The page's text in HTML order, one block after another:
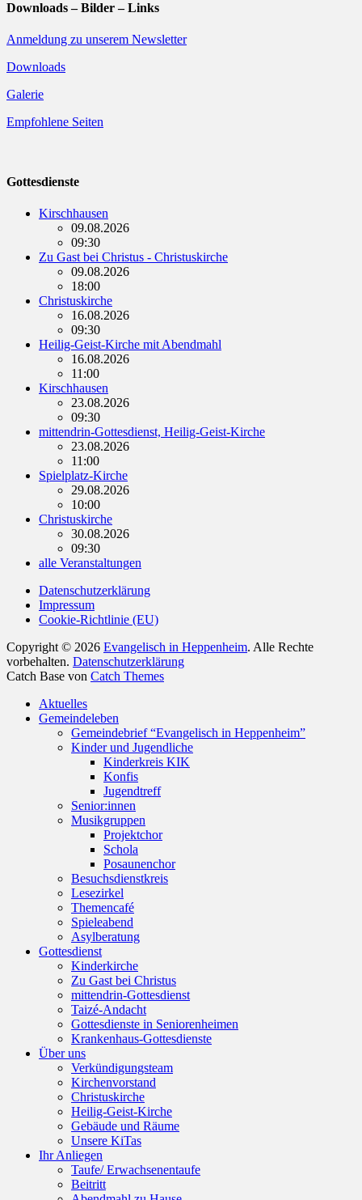
Downloads – Bilder – Links
Anmeldung zu unserem Newsletter
Downloads
Galerie
Empfohlene Seiten
Gottesdienste
Kirschhausen
09.08.2026
09:30
Zu Gast bei Christus - Christuskirche
09.08.2026
18:00
Christuskirche
16.08.2026
09:30
Heilig-Geist-Kirche mit Abendmahl
16.08.2026
11:00
Kirschhausen
23.08.2026
09:30
mittendrin-Gottesdienst, Heilig-Geist-Kirche
23.08.2026
11:00
Spielplatz-Kirche
29.08.2026
10:00
Christuskirche
30.08.2026
09:30
alle Veranstaltungen
Datenschutzerklärung
Impressum
Cookie-Richtlinie (EU)
Copyright © 2026 Evangelisch in Heppenheim. Alle Rechte
vorbehalten. Datenschutzerklärung
Catch Base von Catch Themes
oben
scrollen
Aktuelles
Gemeindeleben
Gemeindebrief “Evangelisch in Heppenheim”
Kinder und Jugendliche
Kinderkreis KIK
Konfis
Jugendtreff
Senior:innen
Musikgruppen
Projektchor
Schola
Posaunenchor
Besuchsdienstkreis
Lesezirkel
Themencafé
Spieleabend
Asylberatung
Gottesdienst
Kinderkirche
Zu Gast bei Christus
mittendrin-Gottesdienst
Taizé-Andacht
Gottesdienste in Seniorenheimen
Krankenhaus-Gottesdienste
Über uns
Verkündigungsteam
Kirchenvorstand
Christuskirche
Heilig-Geist-Kirche
Gebäude und Räume
Unsere KiTas
Ihr Anliegen
Taufe/ Erwachsenentaufe
Beitritt